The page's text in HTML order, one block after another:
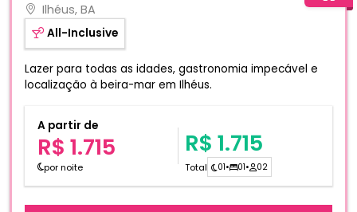
Ilhéus, BA
All-Inclusive
Lazer para todas as idades, gastronomia impecável e
localização à beira-mar em Ilhéus.
A partir de
R$ 1.715
por noite
R$ 1.715
Total 01• 01• 02